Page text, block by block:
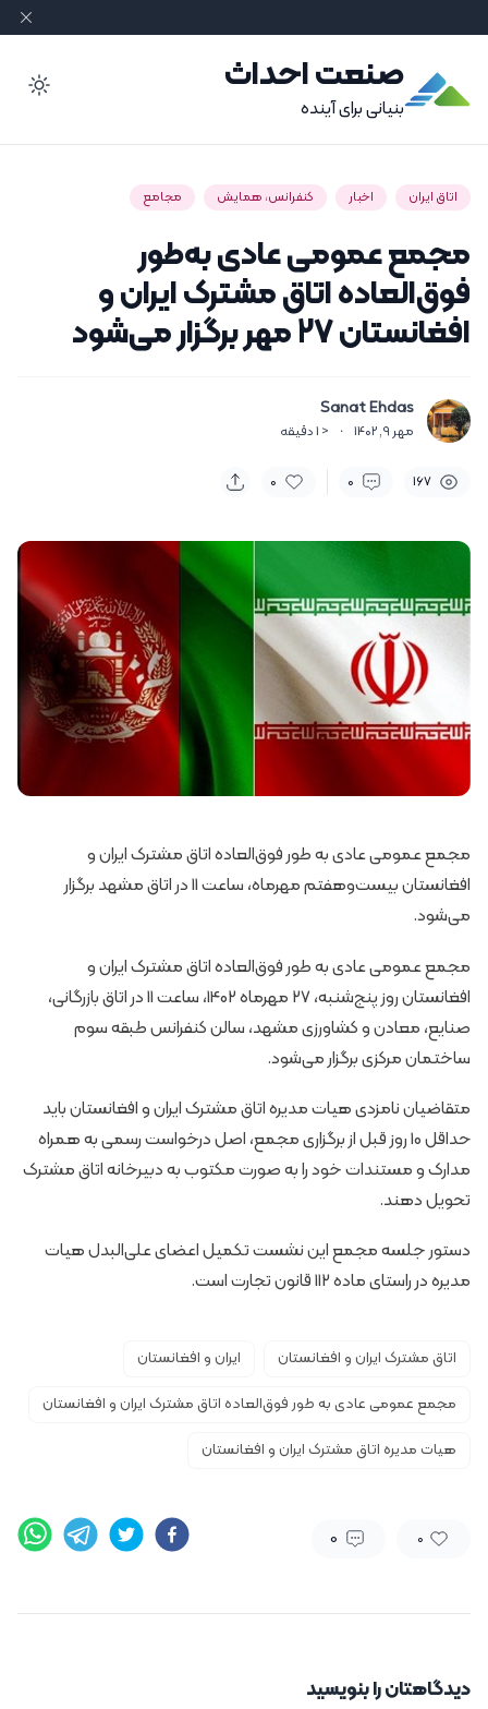
صنعت احداث
بنیانی برای آینده
اتاق ایران اخبار کنفرانس، همایش مجامع
مجمع عمومی عادی به‌طور
فوق‌العاده اتاق مشترک ایران و
افغانستان 27 مهر برگزار می‌شود
Sanat Ehdas
مهر 9, 1402 ·
< 1 دقیقه
167
0
0
مجمع عمومی عادی به طور فوق‌العاده اتاق مشترک ایران و
افغانستان بیست‌وهفتم مهرماه، ساعت 11 در اتاق مشهد برگزار
می‌شود.
مجمع عمومی عادی به طور فوق‌العاده اتاق مشترک ایران و
افغانستان روز پنج‌شنبه، 27 مهرماه 1402، ساعت 11 در اتاق بازرگانی،
صنایع، معادن و کشاورزی مشهد، سالن کنفرانس طبقه سوم
ساختمان مرکزی برگزار می‌شود.
متقاضیان نامزدی هیات مدیره اتاق مشترک ایران و افغانستان باید
حداقل 10 روز قبل از برگزاری مجمع، اصل درخواست رسمی به همراه
مدارک و مستندات خود را به صورت مکتوب به دبیرخانه اتاق مشترک
تحویل دهند.
دستور جلسه مجمع این نشست تکمیل اعضای علی‌البدل هیات
مدیره در راستای ماده 112 قانون تجارت است.
اتاق مشترک ایران و افغانستان
ایران و افغانستان
مجمع عمومی عادی به طور فوق‌العاده اتاق مشترک ایران و افغانستان
هیات مدیره اتاق مشترک ایران و افغانستان
0
0
دیدگاهتان را بنویسید